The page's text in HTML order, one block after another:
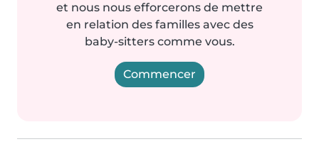
et nous nous efforcerons de mettre
en relation des familles avec des
baby-sitters comme vous.
Commencer